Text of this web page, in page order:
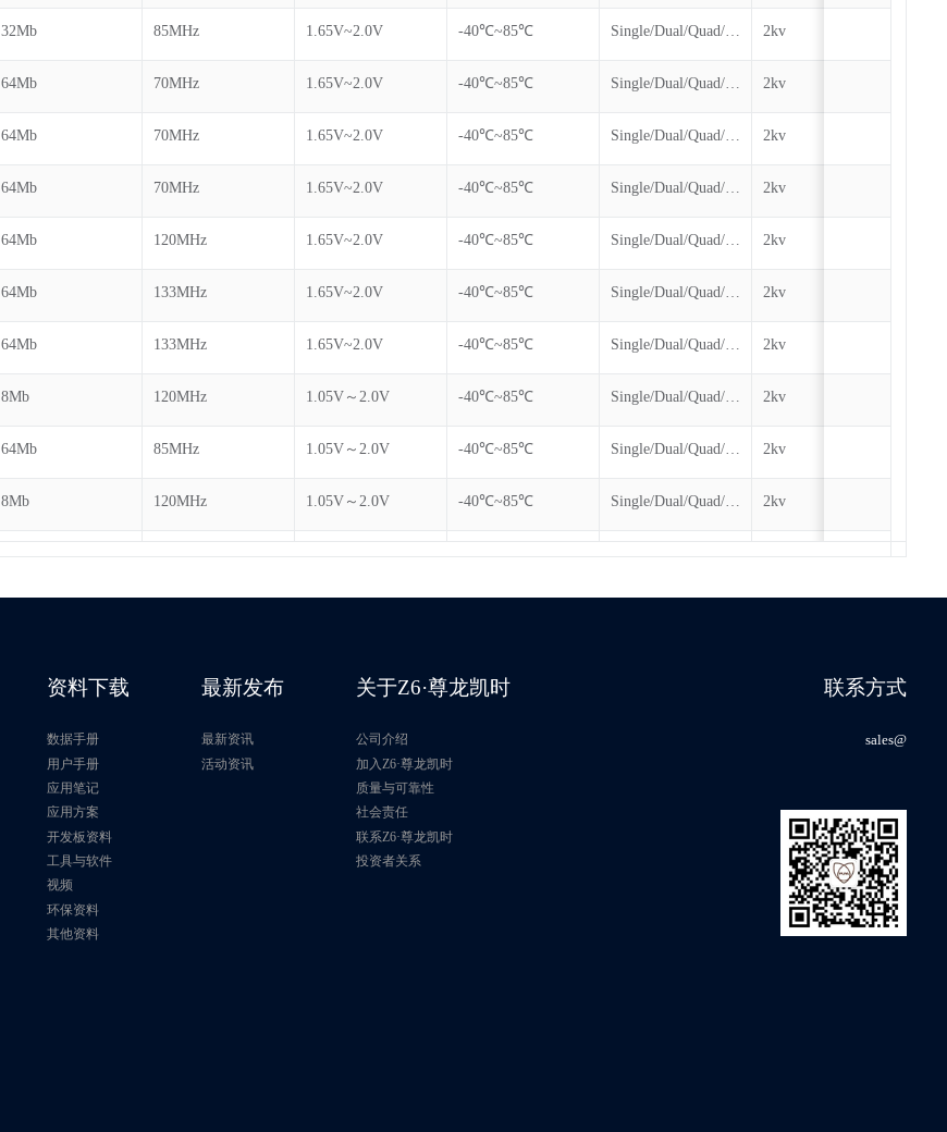
32Mb 85MHz 1.65V~2.0V -40℃~85℃ Single/Dual/Quad/QPI 2kv
64Mb 70MHz 1.65V~2.0V -40℃~85℃ Single/Dual/Quad/QPI 2kv
64Mb 70MHz 1.65V~2.0V -40℃~85℃ Single/Dual/Quad/QPI 2kv
64Mb 70MHz 1.65V~2.0V -40℃~85℃ Single/Dual/Quad/QPI 2kv
64Mb 120MHz 1.65V~2.0V -40℃~85℃ Single/Dual/Quad/QPI/DTR
2kv
64Mb 133MHz 1.65V~2.0V -40℃~85℃ Single/Dual/Quad/QPI/DTR
2kv
64Mb 133MHz 1.65V~2.0V -40℃~85℃ Single/Dual/Quad/QPI/DTR
2kv
8Mb 120MHz 1.05V～2.0V -40℃~85℃ Single/Dual/Quad/QPI/DTR
2kv
64Mb 85MHz 1.05V～2.0V -40℃~85℃ Single/Dual/Quad/QPI/DTR
2kv
8Mb 120MHz 1.05V～2.0V -40℃~85℃ Single/Dual/Quad/QPI/DTR
2kv
资料下载
数据手册
用户手册
应用笔记
应用方案
开发板资料
工具与软件
视频
环保资料
其他资料
最新发布
最新资讯
活动资讯
关于Z6·尊龙凯时
公司介绍
加入Z6·尊龙凯时
质量与可靠性
社会责任
联系Z6·尊龙凯时
投资者关系
联系方式
sales@